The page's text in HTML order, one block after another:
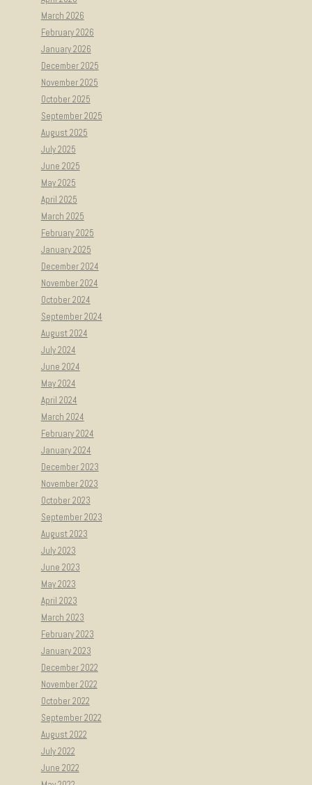
March 2026
February 2026
January 2026
December 2025
November 2025
October 2025
September 2025
August 2025
July 2025
June 2025
May 2025
April 2025
March 2025
February 2025
January 2025
December 2024
November 2024
October 2024
September 2024
August 2024
July 2024
June 2024
May 2024
April 2024
March 2024
February 2024
January 2024
December 2023
November 2023
October 2023
September 2023
August 2023
July 2023
June 2023
May 2023
April 2023
March 2023
February 2023
January 2023
December 2022
November 2022
October 2022
September 2022
August 2022
July 2022
June 2022